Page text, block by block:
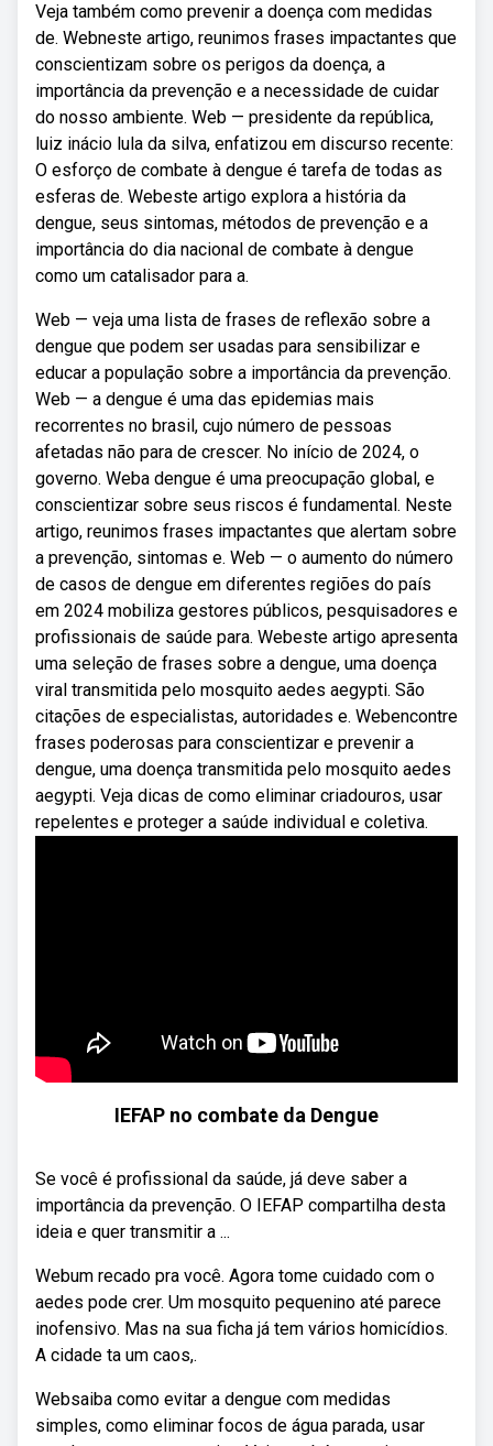
Veja também como prevenir a doença com medidas
de. Webneste artigo, reunimos frases impactantes que
conscientizam sobre os perigos da doença, a
importância da prevenção e a necessidade de cuidar
do nosso ambiente. Web — presidente da república,
luiz inácio lula da silva, enfatizou em discurso recente:
O esforço de combate à dengue é tarefa de todas as
esferas de. Webeste artigo explora a história da
dengue, seus sintomas, métodos de prevenção e a
importância do dia nacional de combate à dengue
como um catalisador para a.
Web — veja uma lista de frases de reflexão sobre a
dengue que podem ser usadas para sensibilizar e
educar a população sobre a importância da prevenção.
Web — a dengue é uma das epidemias mais
recorrentes no brasil, cujo número de pessoas
afetadas não para de crescer. No início de 2024, o
governo. Weba dengue é uma preocupação global, e
conscientizar sobre seus riscos é fundamental. Neste
artigo, reunimos frases impactantes que alertam sobre
a prevenção, sintomas e. Web — o aumento do número
de casos de dengue em diferentes regiões do país
em 2024 mobiliza gestores públicos, pesquisadores e
profissionais de saúde para. Webeste artigo apresenta
uma seleção de frases sobre a dengue, uma doença
viral transmitida pelo mosquito aedes aegypti. São
citações de especialistas, autoridades e. Webencontre
frases poderosas para conscientizar e prevenir a
dengue, uma doença transmitida pelo mosquito aedes
aegypti. Veja dicas de como eliminar criadouros, usar
repelentes e proteger a saúde individual e coletiva.
IEFAP no combate da Dengue
Se você é profissional da saúde, já deve saber a
importância da prevenção. O IEFAP compartilha desta
ideia e quer transmitir a ...
Webum recado pra você. Agora tome cuidado com o
aedes pode crer. Um mosquito pequenino até parece
inofensivo. Mas na sua ficha já tem vários homicídios.
A cidade ta um caos,.
Websaiba como evitar a dengue com medidas
simples, como eliminar focos de água parada, usar